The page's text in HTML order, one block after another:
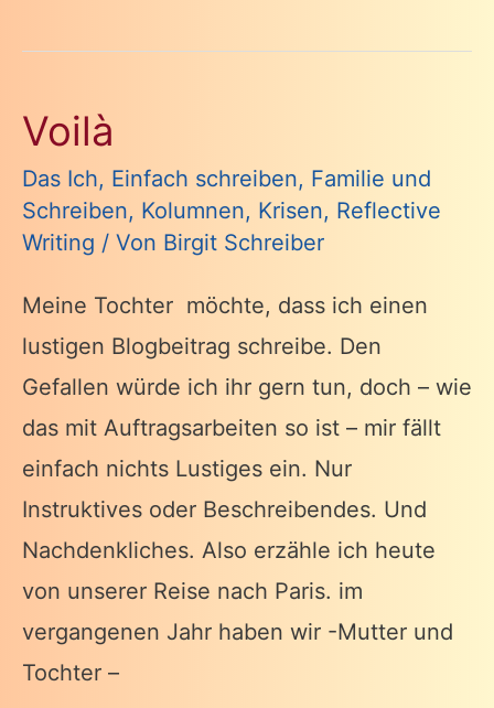
nach
und
zurück
Voilà
Das Ich, Einfach schreiben, Familie und
Schreiben, Kolumnen, Krisen, Reflective
Writing / Von Birgit Schreiber
Meine Tochter möchte, dass ich einen
lustigen Blogbeitrag schreibe. Den
Gefallen würde ich ihr gern tun, doch – wie
das mit Auftragsarbeiten so ist – mir fällt
einfach nichts Lustiges ein. Nur
Instruktives oder Beschreibendes. Und
Nachdenkliches. Also erzähle ich heute
von unserer Reise nach Paris. im
vergangenen Jahr haben wir -Mutter und
Tochter –